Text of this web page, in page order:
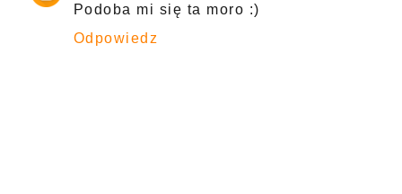
Podoba mi się ta moro :)
Odpowiedz